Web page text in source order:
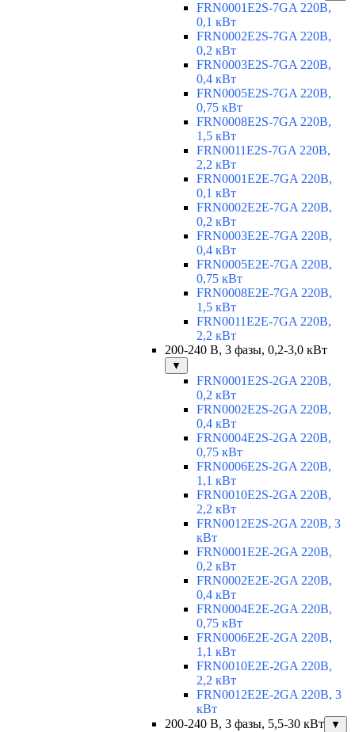
FRN0001E2S-7GA 220В,
0,1 кВт
FRN0002E2S-7GA 220В,
0,2 кВт
FRN0003E2S-7GA 220В,
0,4 кВт
FRN0005E2S-7GA 220В,
0,75 кВт
FRN0008E2S-7GA 220В,
1,5 кВт
FRN0011E2S-7GA 220В,
2,2 кВт
FRN0001E2E-7GA 220В,
0,1 кВт
FRN0002E2E-7GA 220В,
0,2 кВт
FRN0003E2E-7GA 220В,
0,4 кВт
FRN0005E2E-7GA 220В,
0,75 кВт
FRN0008E2E-7GA 220В,
1,5 кВт
FRN0011E2E-7GA 220В,
2,2 кВт
200-240 В, 3 фазы, 0,2-3,0 кВт
▼
FRN0001E2S-2GA 220В,
0,2 кВт
FRN0002E2S-2GA 220В,
0,4 кВт
FRN0004E2S-2GA 220В,
0,75 кВт
FRN0006E2S-2GA 220В,
1,1 кВт
FRN0010E2S-2GA 220В,
2,2 кВт
FRN0012E2S-2GA 220В, 3
кВт
FRN0001E2E-2GA 220В,
0,2 кВт
FRN0002E2E-2GA 220В,
0,4 кВт
FRN0004E2E-2GA 220В,
0,75 кВт
FRN0006E2E-2GA 220В,
1,1 кВт
FRN0010E2E-2GA 220В,
2,2 кВт
FRN0012E2E-2GA 220В, 3
кВт
200-240 В, 3 фазы, 5,5-30 кВт
▼